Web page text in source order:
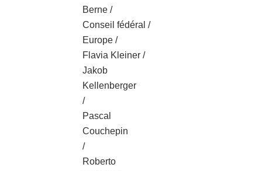
Berne /
Conseil fédéral /
Europe /
Flavia Kleiner /
Jakob
Kellenberger
/
Pascal
Couchepin
/
Roberto